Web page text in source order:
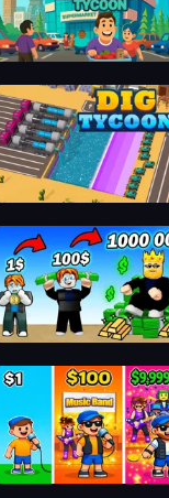
Idle Supermarket Tycoon
Dig Tycoon
Obby Tycoon Build the City
Music Band